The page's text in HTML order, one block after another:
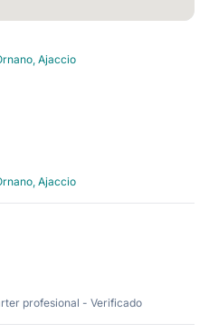
Ajaccio
Ajaccio
profesional - Verificado